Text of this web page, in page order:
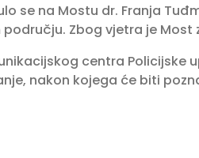
se na Mostu dr. Franja
Zbog vjetra je Most
centra Policijske
nakon kojega će biti